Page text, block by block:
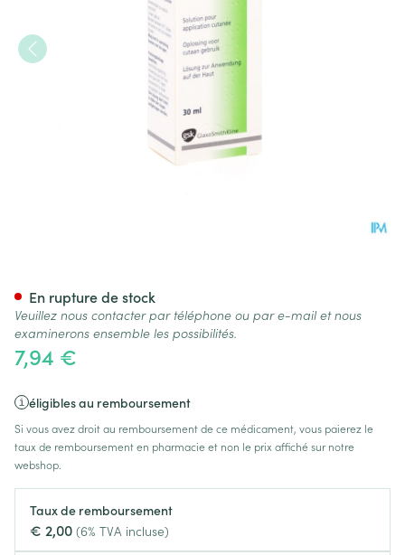
7,94 €
éligibles au remboursement
Si vous avez droit au remboursement de ce médicament, vous paierez le
taux de remboursement en pharmacie et non le prix affiché sur notre
webshop.
Taux de remboursement
€ 2,00 (6% TVA incluse)
En rupture de stock
Veuillez nous contacter par téléphone ou par e-mail et nous
examinerons ensemble les possibilités.